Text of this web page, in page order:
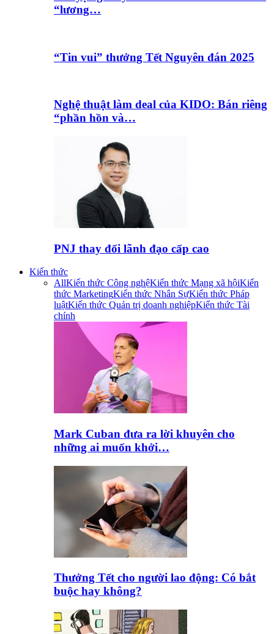
“lương…
“Tin vui” thưởng Tết Nguyên đán 2025
Nghệ thuật làm deal của KIDO: Bán riêng
“phần hồn và…
PNJ thay đổi lãnh đạo cấp cao
Kiến thức
AllKiến thức Công nghệKiến thức Mạng xã hộiKiến
thức MarketingKiến thức Nhân SựKiến thức Pháp
luậtKiến thức Quản trị doanh nghiệpKiến thức Tài
chính
Mark Cuban đưa ra lời khuyên cho
những ai muốn khởi…
Thưởng Tết cho người lao động: Có bắt
buộc hay không?